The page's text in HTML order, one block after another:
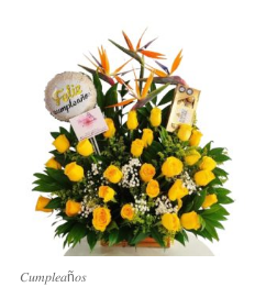
𝐶𝑢𝑚𝑝𝑙𝑒𝑎ñ𝑜𝑠